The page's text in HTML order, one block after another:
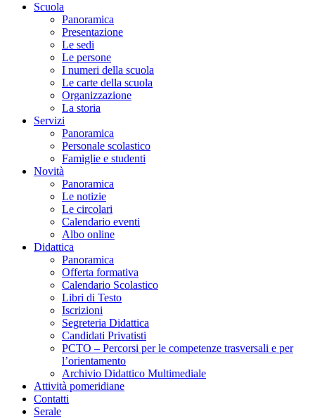
Scuola
Panoramica
Presentazione
Le sedi
Le persone
I numeri della scuola
Le carte della scuola
Organizzazione
La storia
Servizi
Panoramica
Personale scolastico
Famiglie e studenti
Novità
Panoramica
Le notizie
Le circolari
Calendario eventi
Albo online
Didattica
Panoramica
Offerta formativa
Calendario Scolastico
Libri di Testo
Iscrizioni
Segreteria Didattica
Candidati Privatisti
PCTO – Percorsi per le competenze trasversali e per
l’orientamento
Archivio Didattico Multimediale
Attività pomeridiane
Contatti
Serale